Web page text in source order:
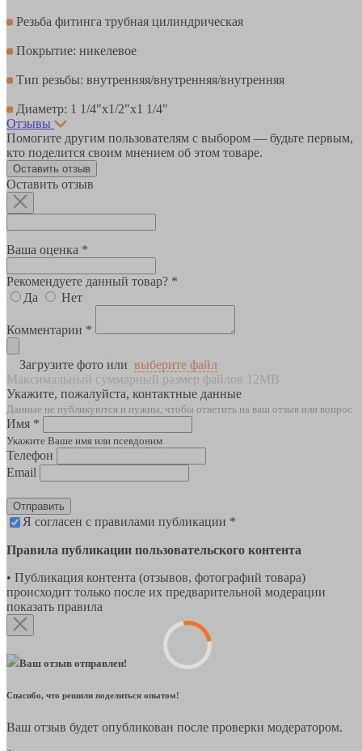
Резьба фитинга трубная цилиндрическая
Покрытие: никелевое
Тип резьбы: внутренняя/внутренняя/внутренняя
Диаметр: 1 1/4"х1/2"х1 1/4"
Отзывы
Помогите другим пользователям с выбором — будьте первым,
кто поделится своим мнением об этом товаре.
Оставить отзыв
Оставить отзыв
Ваша оценка *
Рекомендуете данный товар? *
Да
Нет
Комментарии *
Загрузите фото или выберите файл
Максимальный суммарный размер файлов 12MB
Укажите, пожалуйста, контактные данные
Данные не публикуются и нужны, чтобы ответить на ваш отзыв или вопрос
Имя *
Укажите Ваше имя или псевдоним
Телефон
Email
Отправить
Я согласен с правилами публикации *
Правила публикации пользовательского контента
• Публикация контента (отзывов, фотографий товара)
происходит только после их предварительной модерации
показать правила
Ваш отзыв отправлен!
Спасибо, что решили поделиться опытом!
Ваш отзыв будет опубликован после проверки модератором.